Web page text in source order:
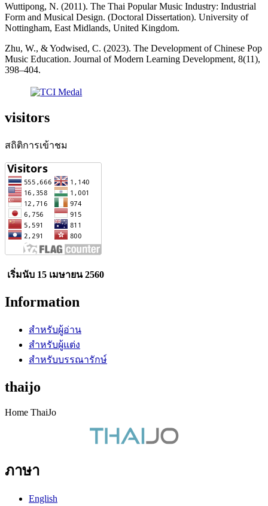
Wuttipong, N. (2011). The Thai Popular Music Industry: Industrial
Form and Musical Design. (Doctoral Dissertation). University of
Nottingham, East Midlands, United Kingdom.
Zhu, W., & Yodwised, C. (2023). The Development of Chinese Pop
Music Education. Journal of Modern Learning Development, 8(11),
398–404.
visitors
สถิติการเข้าชม
เริ่มนับ 15 เมษายน 2560
Information
สำหรับผู้อ่าน
สำหรับผู้แต่ง
สำหรับบรรณารักษ์
thaijo
Home ThaiJo
ภาษา
English